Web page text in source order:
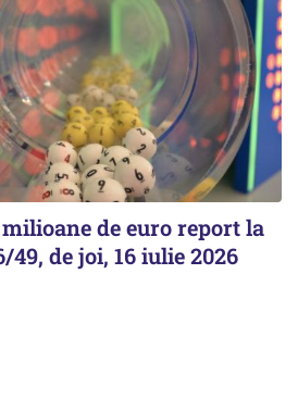
milioane de euro report la
de joi, 16 iulie 2026